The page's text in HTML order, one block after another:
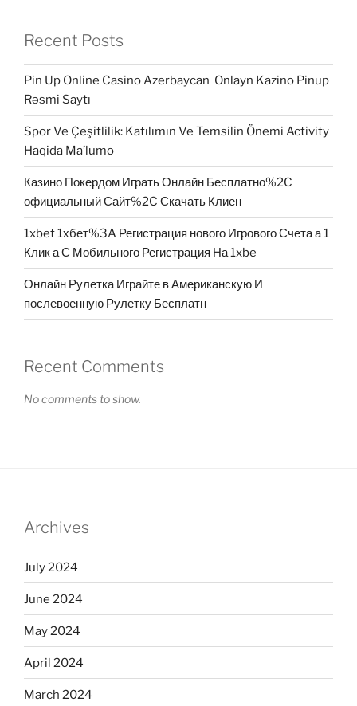
Recent Posts
Pin Up Online Casino Azerbaycan ️ Onlayn Kazino Pinup
Rəsmi Saytı
Spor Ve Çeşitlilik: Katılımın Ve Temsilin Önemi Activity
Haqida Ma’lumo
Казино Покердом Играть Онлайн Бесплатно%2C
официальный Сайт%2C Скачать Клиен
1xbet 1хбет%3A Регистрация нового Игрового Счета а 1
Клик а С Мобильного Регистрация На 1xbe
Онлайн Рулетка Играйте в Американскую И
послевоенную Рулетку Бесплатн
Recent Comments
No comments to show.
Archives
July 2024
June 2024
May 2024
April 2024
March 2024